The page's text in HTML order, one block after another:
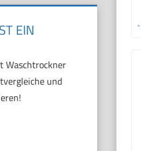
EIN
Waschtrockner
und
*